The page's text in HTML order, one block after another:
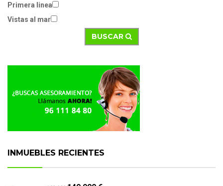
Primera linea
Vistas al mar
BUSCAR
INMUEBLES RECIENTES